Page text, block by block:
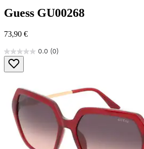
Guess GU00268
73,90 €
0.0 (0)
0.0
von
5